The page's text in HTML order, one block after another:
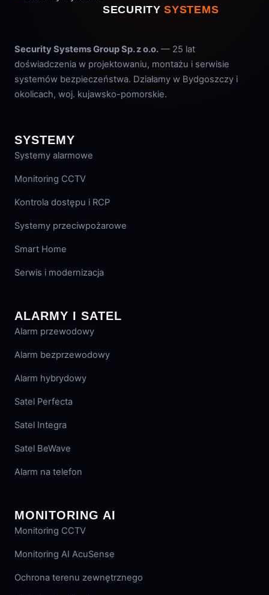
SECURITYSYSTEMS
Security Systems Group Sp. z o.o. — 25 lat
doświadczenia w projektowaniu, montażu i serwisie
systemów bezpieczeństwa. Działamy w Bydgoszczy i
okolicach, woj. kujawsko-pomorskie.
SYSTEMY
Systemy alarmowe
Monitoring CCTV
Kontrola dostępu i RCP
Systemy przeciwpożarowe
Smart Home
Serwis i modernizacja
ALARMY I SATEL
Alarm przewodowy
Alarm bezprzewodowy
Alarm hybrydowy
Satel Perfecta
Satel Integra
Satel BeWave
Alarm na telefon
MONITORING AI
Monitoring CCTV
Monitoring AI AcuSense
Ochrona terenu zewnętrznego